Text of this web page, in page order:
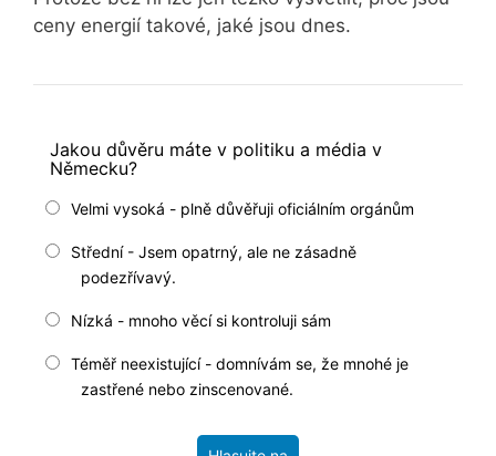
ceny energií takové, jaké jsou dnes.
Jakou důvěru máte v politiku a média v
Německu?
Velmi vysoká - plně důvěřuji oficiálním orgánům
Střední - Jsem opatrný, ale ne zásadně
podezřívavý.
Nízká - mnoho věcí si kontroluji sám
Téměř neexistující - domnívám se, že mnohé je
zastřené nebo zinscenované.